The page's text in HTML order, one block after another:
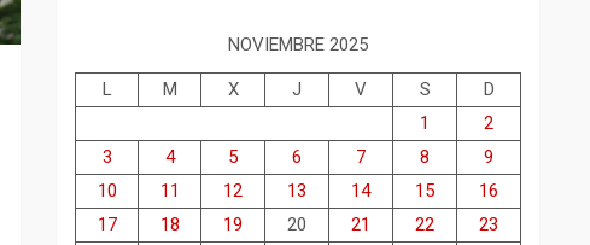
NOVIEMBRE 2025
L M X J V S
D
1
2
3
4 5 6 7 8
9
10
11 12 13 14 15
16
17
18 19 20 21 22
23